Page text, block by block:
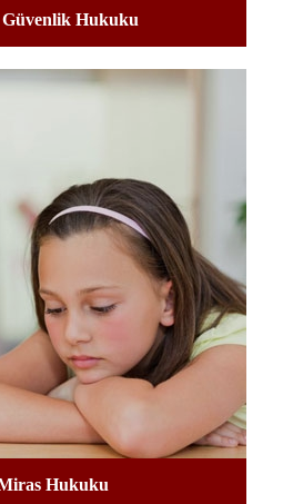
Güvenlik Hukuku
Hukuku